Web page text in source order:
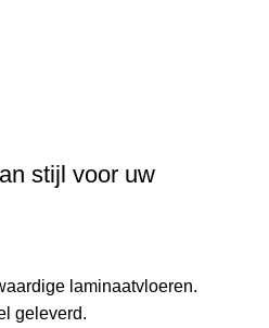
stijl voor uw
laminaatvloeren.
geleverd.